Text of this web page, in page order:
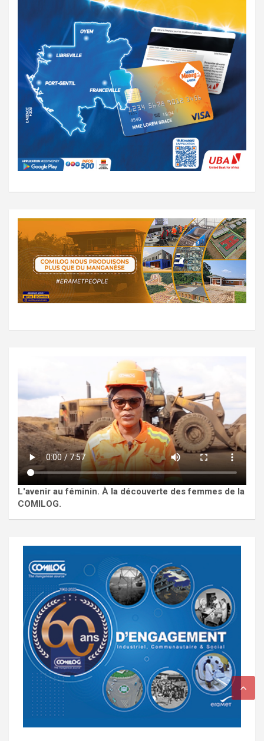
L'avenir au féminin. À la découverte des femmes de la
COMILOG.